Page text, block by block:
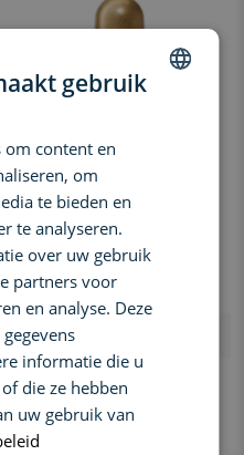
BYREDO PARFUMS
Rouge Chaotique Extrait de
Parfum
€ 340,00
gebruik
om content en
om
te bieden en
te analyseren.
over uw gebruik
partners voor
en analyse. Deze
informatie die u
die ze hebben
uw gebruik van